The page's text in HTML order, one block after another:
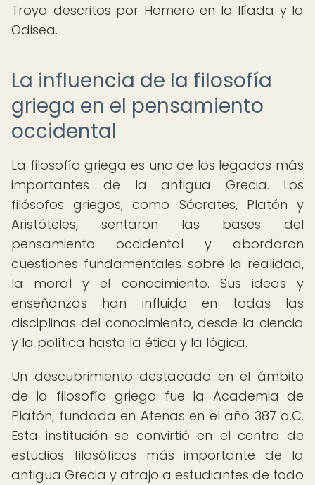
Troya descritos por Homero en la Ilíada y la
Odisea.
La influencia de la filosofía
griega en el pensamiento
occidental
La filosofía griega es uno de los legados más
importantes de la antigua Grecia. Los
filósofos griegos, como Sócrates, Platón y
Aristóteles, sentaron las bases del
pensamiento occidental y abordaron
cuestiones fundamentales sobre la realidad,
la moral y el conocimiento. Sus ideas y
enseñanzas han influido en todas las
disciplinas del conocimiento, desde la ciencia
y la política hasta la ética y la lógica.
Un descubrimiento destacado en el ámbito
de la filosofía griega fue la Academia de
Platón, fundada en Atenas en el año 387 a.C.
Esta institución se convirtió en el centro de
estudios filosóficos más importante de la
antigua Grecia y atrajo a estudiantes de todo